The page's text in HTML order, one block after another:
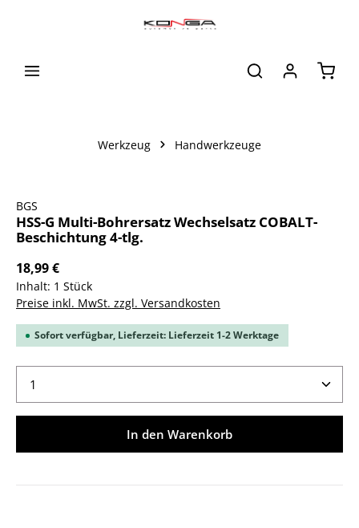
Werkzeug Handwerkzeuge
BGS
HSS-G Multi-Bohrersatz Wechselsatz COBALT-
Beschichtung 4-tlg.
18,99 €
Inhalt: 1 Stück
Preise inkl. MwSt. zzgl. Versandkosten
Sofort verfügbar, Lieferzeit: Lieferzeit 1-2 Werktage
Produkt Anzahl: Gib den gewünschten Wert ein
In den Warenkorb